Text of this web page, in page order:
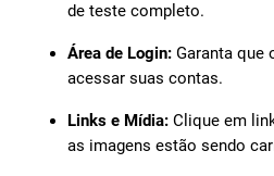
de teste completo.
Área de Login:Garanta que
acessar suas contas.
Links e Mídia:Clique em
as imagens estão sendo